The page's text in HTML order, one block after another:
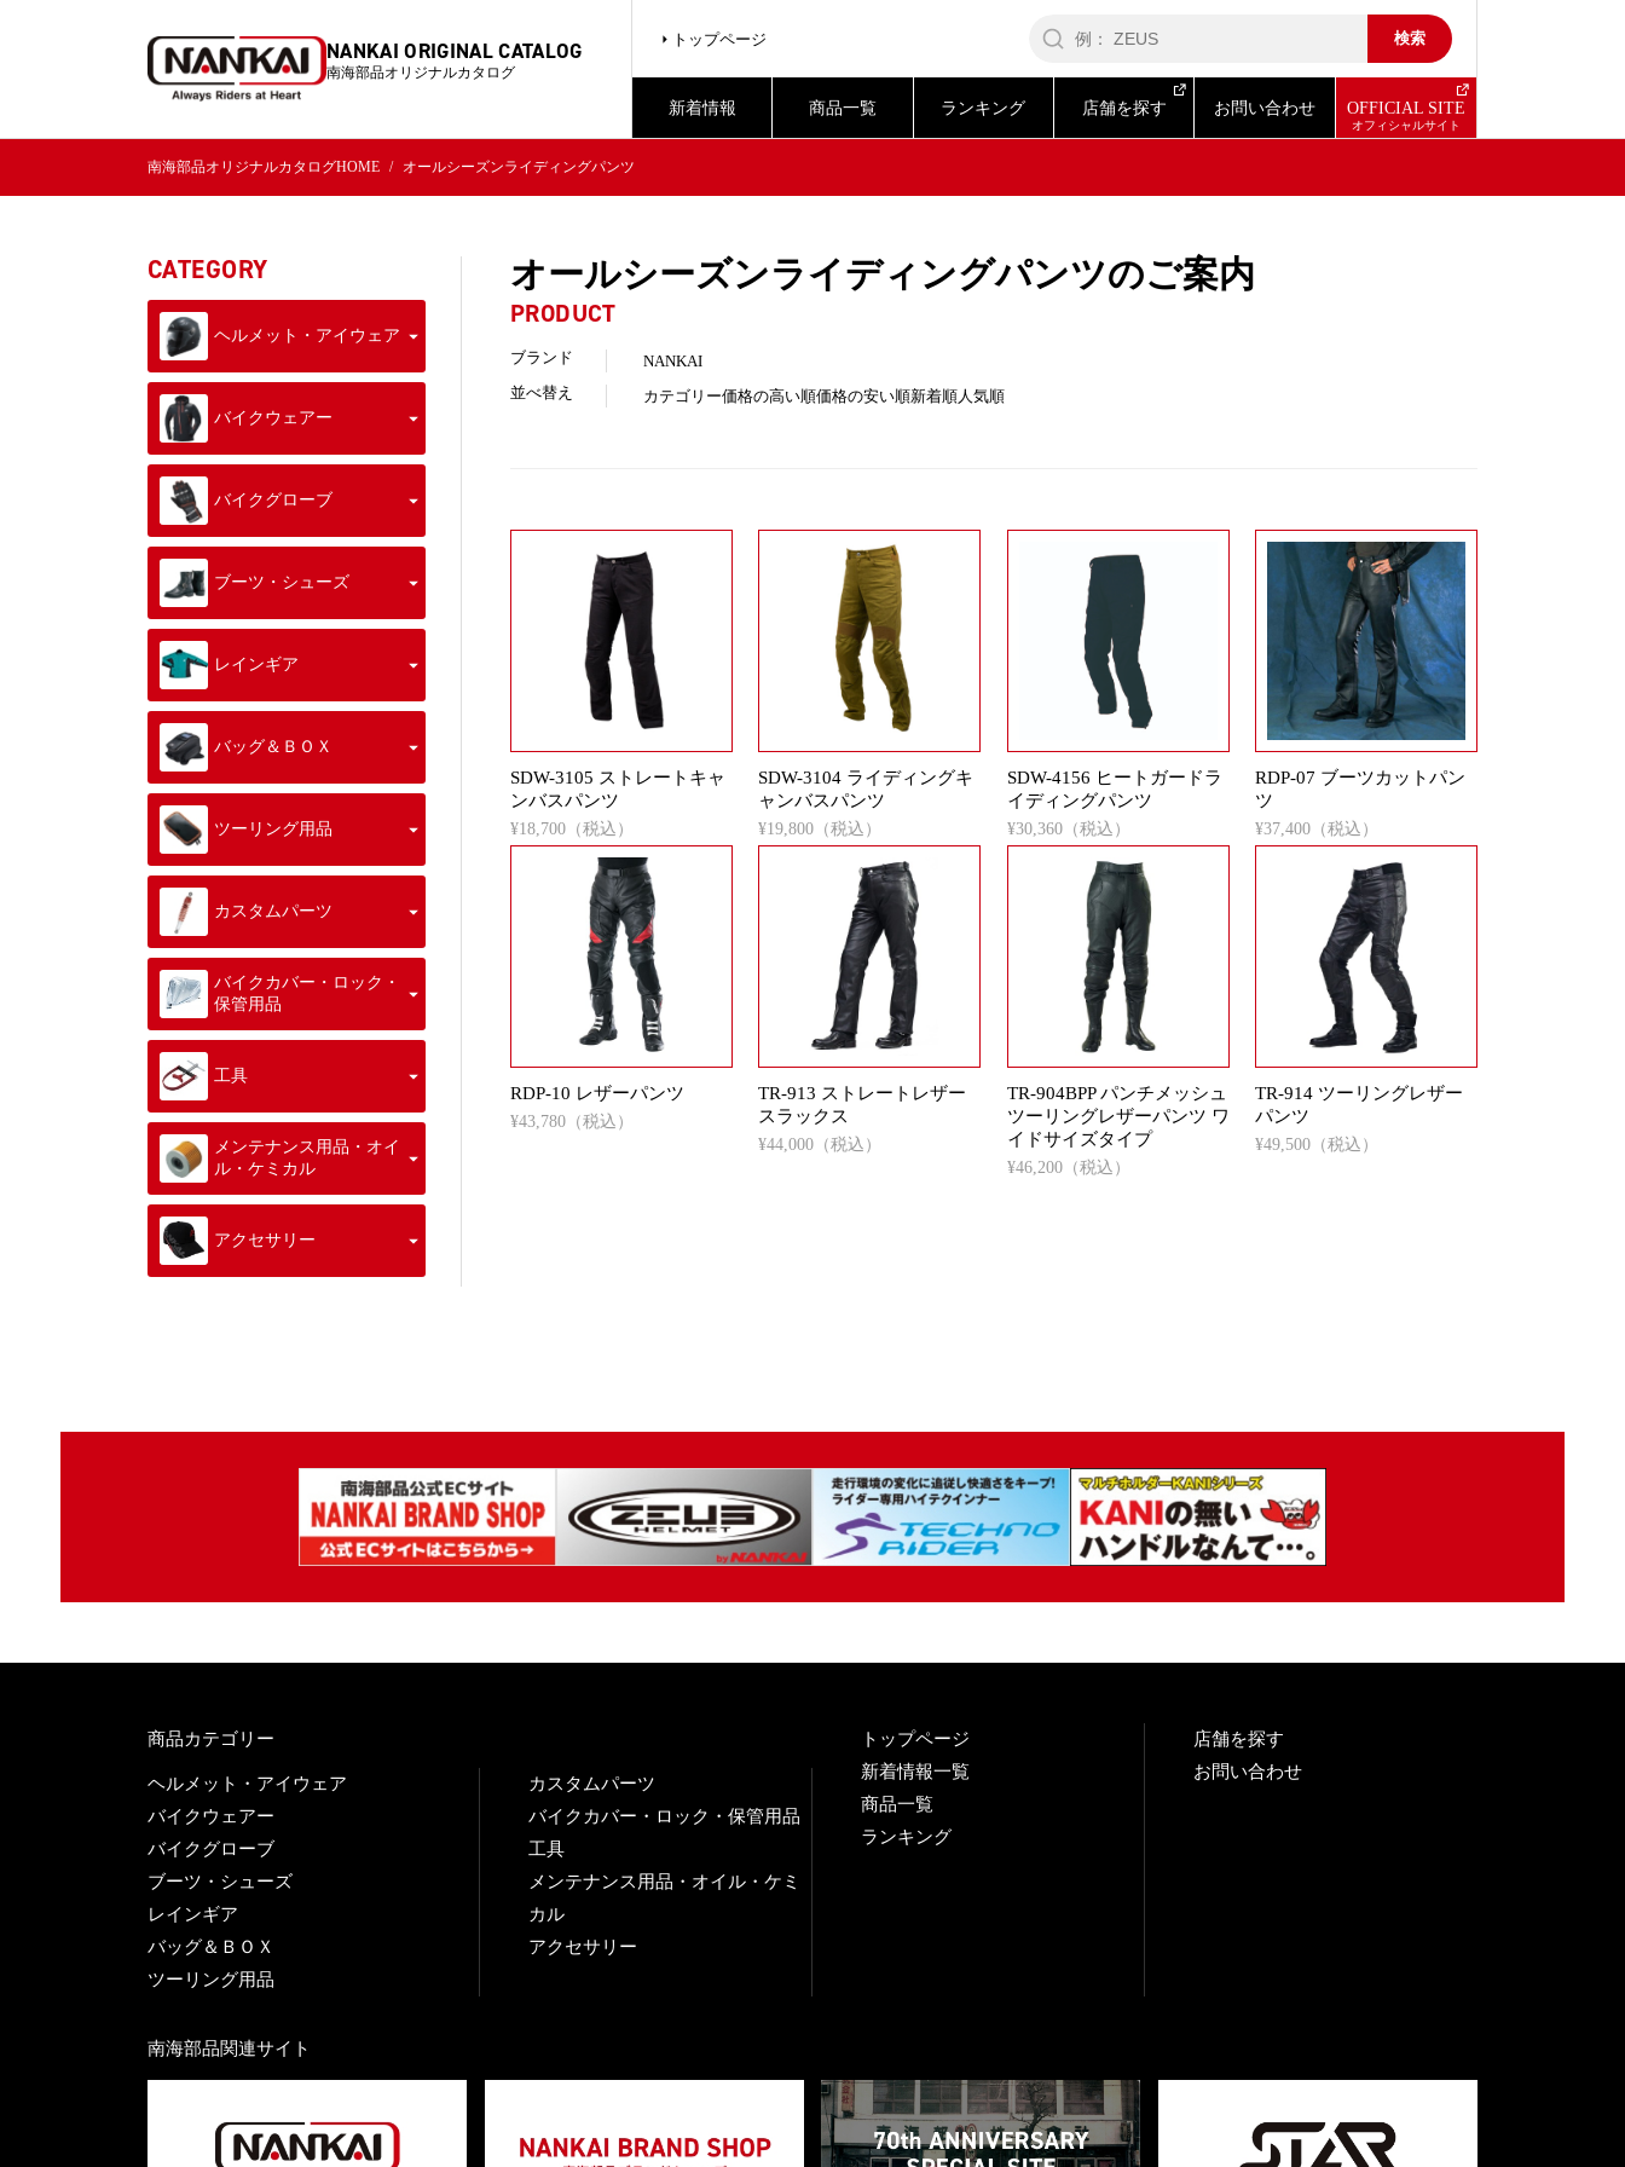
NANKAI ORIGINAL CATALOG
南海部品オリジナルカタログ
トップページ
新着情報 商品一覧 ランキング 店舗を探す お問い合わせ OFFICIAL SITE
南海部品オリジナルカタログHOME オールシーズンライディングパンツ
オールシーズンライディングパンツのご案内
PRODUCT
ブランド
NANKAI
並べ替え
カテゴリー価格の高い順価格の安い順新着順人気順
SDW-3105 ストレートキャ
ンバスパンツ
¥18,700（税込）
SDW-3104 ライディングキ
ャンバスパンツ
¥19,800（税込）
SDW-4156 ヒートガードラ
イディングパンツ
¥30,360（税込）
RDP-07 ブーツカットパン
ツ
¥37,400（税込）
RDP-10 レザーパンツ
¥43,780（税込）
TR-913 ストレートレザー
スラックス
¥44,000（税込）
TR-904BPP パンチメッシュ
ツーリングレザーパンツ ワ
イドサイズタイプ
¥46,200（税込）
TR-914 ツーリングレザー
パンツ
¥49,500（税込）
CATEGORY
ヘルメット・アイウェア
バイクウェアー
バイクグローブ
ブーツ・シューズ
レインギア
バッグ＆ＢＯＸ
ツーリング用品
カスタムパーツ
バイクカバー・ロック・
保管用品
工具
メンテナンス用品・オイ
ル・ケミカル
アクセサリー
商品カテゴリー
ヘルメット・アイウェア
バイクウェアー
バイクグローブ
ブーツ・シューズ
レインギア
バッグ＆ＢＯＸ
ツーリング用品
カスタムパーツ
バイクカバー・ロック・保管用品
工具
メンテナンス用品・オイル・ケミ
カル
アクセサリー
トップページ
新着情報一覧
商品一覧
ランキング
店舗を探す
お問い合わせ
南海部品関連サイト